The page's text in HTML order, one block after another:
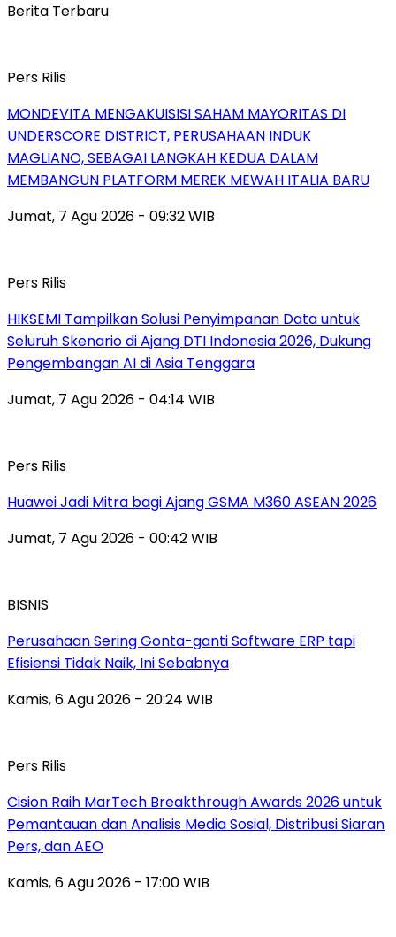
Berita Terbaru
Pers Rilis
MONDEVITA MENGAKUISISI SAHAM MAYORITAS DI
UNDERSCORE DISTRICT, PERUSAHAAN INDUK
MAGLIANO, SEBAGAI LANGKAH KEDUA DALAM
MEMBANGUN PLATFORM MEREK MEWAH ITALIA BARU
Jumat, 7 Agu 2026 - 09:32 WIB
Pers Rilis
HIKSEMI Tampilkan Solusi Penyimpanan Data untuk
Seluruh Skenario di Ajang DTI Indonesia 2026, Dukung
Pengembangan AI di Asia Tenggara
Jumat, 7 Agu 2026 - 04:14 WIB
Pers Rilis
Huawei Jadi Mitra bagi Ajang GSMA M360 ASEAN 2026
Jumat, 7 Agu 2026 - 00:42 WIB
BISNIS
Perusahaan Sering Gonta-ganti Software ERP tapi
Efisiensi Tidak Naik, Ini Sebabnya
Kamis, 6 Agu 2026 - 20:24 WIB
Pers Rilis
Cision Raih MarTech Breakthrough Awards 2026 untuk
Pemantauan dan Analisis Media Sosial, Distribusi Siaran
Pers, dan AEO
Kamis, 6 Agu 2026 - 17:00 WIB